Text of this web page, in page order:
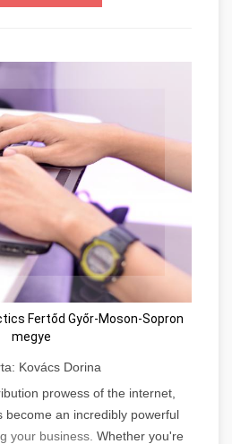
Fertőd Győr-Moson-Sopron
megye
Kovács Dorina
prowess of the internet,
become an incredibly powerful
your business. Whether you're